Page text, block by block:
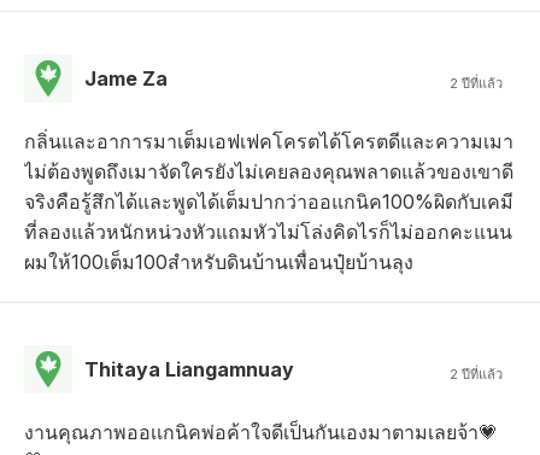
Jame Za 2 ปีที่แล้ว
กลิ่นและอาการมาเต็มเอฟเฟคโครตได้โครตดีและความเมา
ไม่ต้องพูดถึงเมาจัดใครยังไม่เคยลองคุณพลาดแล้วของเขาดี
จริงคือรู้สึกได้และพูดได้เต็มปากว่าออแกนิค100%ผิดกับเคมี
ที่ลองแล้วหนักหน่วงหัวแถมหัวไม่โล่งคิดไรก็ไม่ออกคะแนน
ผมให้100เต็ม100สำหรับดินบ้านเพื่อนปุ๋ยบ้านลุง
Thitaya Liangamnuay 2 ปีที่แล้ว
งานคุณภาพออเเกนิคพ่อค้าใจดีเป็นกันเองมาตามเลยจ้า💗